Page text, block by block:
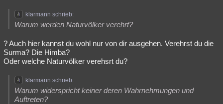
klarmann schrieb:
Warum werden Naturvölker verehrt?
? Auch hier kannst du wohl nur von dir ausgehen. Verehrst du die
Surma? Die Himba?
Oder welche Naturvölker verehsrt du?
klarmann schrieb:
Warum widerspricht keiner deren Wahrnehmungen und
Auftreten?